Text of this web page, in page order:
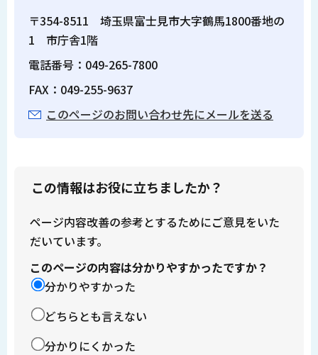
〒354-8511 埼玉県富士見市大字鶴馬1800番地の
1 市庁舎1階
電話番号：049-265-7800
FAX：049-255-9637
このページのお問い合わせ先にメールを送る
この情報はお役に立ちましたか？
ページ内容改善の参考とするためにご意見をいた
だいています。
このページの内容は分かりやすかったですか？
分かりやすかった
どちらとも言えない
分かりにくかった